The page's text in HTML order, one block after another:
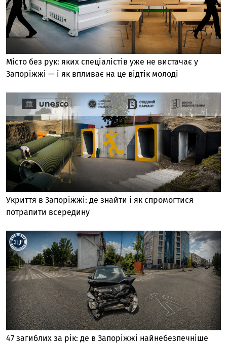
Місто без рук: яких спеціалістів уже не вистачає у
Запоріжжі — і як впливає на це відтік молоді
Укриття в Запоріжжі: де знайти і як спромогтися
потрапити всередину
47 загиблих за рік: де в Запоріжжі найнебезпечніше